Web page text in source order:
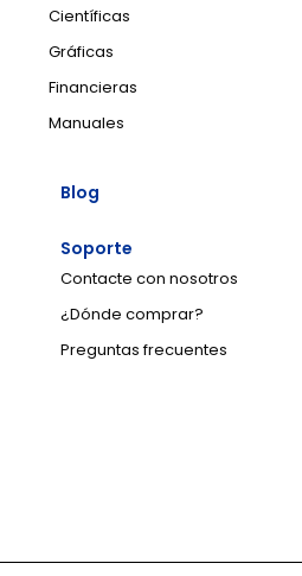
Científicas
Gráficas
Financieras
Manuales
Blog
Soporte
Contacte con nosotros
¿Dónde comprar?
Preguntas frecuentes